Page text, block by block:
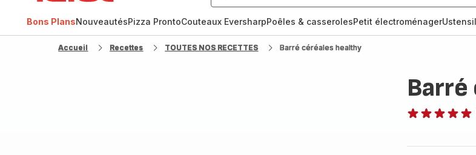
Bons PlansNouveautésPizza ProntoCouteaux EversharpPoêles & casserolesPetit électroménager
Accueil Recettes TOUTES NOS RECETTES Barré céréales healthy
étoiles